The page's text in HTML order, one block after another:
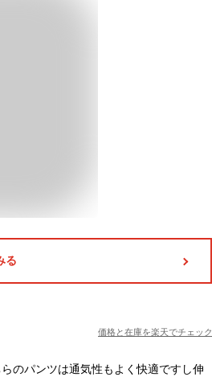
る
価格と在庫を楽天でチェック
のパンツは通気性もよく快適ですし伸